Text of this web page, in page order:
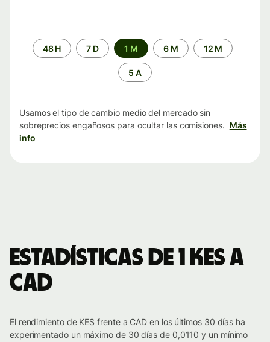
Periodo48 H 7 D 1 M 6 M 12 M
5 A
Usamos el tipo de cambio medio del mercado sin
sobreprecios engañosos para ocultar las comisiones. Más
info
Estadísticas de 1 KES a
CAD
El rendimiento de KES frente a CAD en los últimos 30 días ha
experimentado un máximo de 30 días de 0,0110 y un mínimo